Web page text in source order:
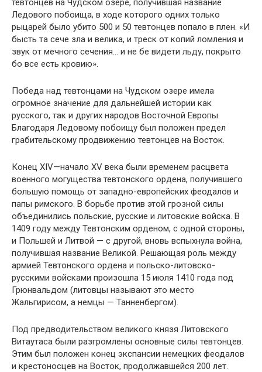
тевтонцев на Чудском озере, получившая название
Ледового побоища, в ходе которого одних только
рыцарей было убито 500 и 50 тевтонцев попало в плен. «И
бысть та сече зла и велика, и треск от копий ломления и
звук от мечного сечения… и не бе видети льду, покрыто
бо все есть кровию».
Победа над тевтонцами на Чудском озере имела
огромное значение для дальнейшей истории как
русского, так и других народов Восточной Европы.
Благодаря Ледовому побоищу был положен предел
грабительскому продвижению тевтонцев на Восток.
Конец XIV—начало XV века были временем расцвета
военного могущества тевтонского ордена, получившего
большую помощь от западно-европейских феодалов и
папы римского. В борьбе против этой грозной силы
объединились польские, русские и литовские войска. В
1409 году между Тевтонским орденом, с одной стороны,
и Польшей и Литвой — с другой, вновь вспыхнула война,
получившая название Великой. Решающая роль между
армией Тевтонского ордена и польско-литовско-
русскими войсками произошла 15 июля 1410 года под
Грюнвальдом (литовцы называют это место
Жальгирисом, а немцы — Танненбергом).
Под предводительством великого князя Литовского
Витаутаса были разгромлены основные силы тевтонцев.
Этим был положен конец экспансии немецких феодалов
и крестоносцев на Восток, продолжавшейся 200 лет.